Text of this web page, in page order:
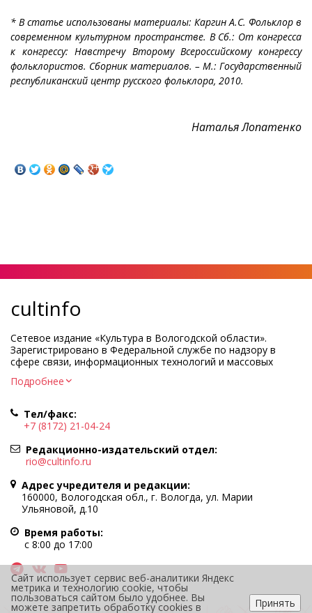
* В статье использованы материалы: Каргин А.С. Фольклор в
современном культурном пространстве. В Сб.: От конгресса
к конгрессу: Навстречу Второму Всероссийскому конгрессу
фольклористов. Сборник материалов. – М.: Государственный
республиканский центр русского фольклора, 2010.
Наталья Лопатенко
cultinfo
Сетевое издание «Культура в Вологодской области».
Зарегистрировано в Федеральной службе по надзору в
сфере связи, информационных технологий и массовых
Регистрационный номер и дата принятия решения о
Учредитель КУ ВО «Информационно-аналитический центр
культуры»
Адрес учредителя и редакции: 160000, Вологодская обл., г.
Вологда, ул. Марии Ульяновой, д.10
Главный редактор — Легчанова Елена Григорьевна
Политика в отношении обработки персональных данных
При полном или частичном использовании информации
портала гиперссылка на cultinfo.ru обязательна.
Редакция не несет ответственности за достоверность
информации, содержащейся в рекламных объявлениях.
12+
Подробнее
Тел/факс:
+7 (8172) 21-04-24
Редакционно-издательский отдел:
rio@cultinfo.ru
Адрес учредителя и редакции:
160000, Вологодская обл., г. Вологда, ул. Марии
Ульяновой, д.10
Время работы:
с 8:00 до 17:00
Сайт использует сервис веб-аналитики Яндекс
метрика и технологию cookie, чтобы
пользоваться сайтом было удобнее. Вы
можете запретить обработку cookies в Принять